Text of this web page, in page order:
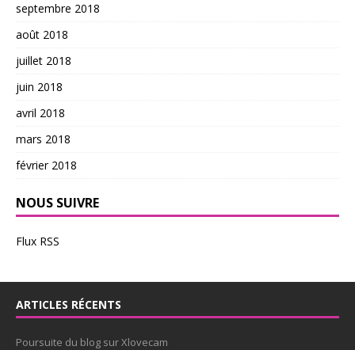
septembre 2018
août 2018
juillet 2018
juin 2018
avril 2018
mars 2018
février 2018
NOUS SUIVRE
Flux RSS
ARTICLES RÉCENTS
Poursuite du blog sur Xlovecam